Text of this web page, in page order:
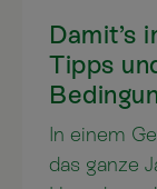
Damit’s
Tipps
In einem
das ganze